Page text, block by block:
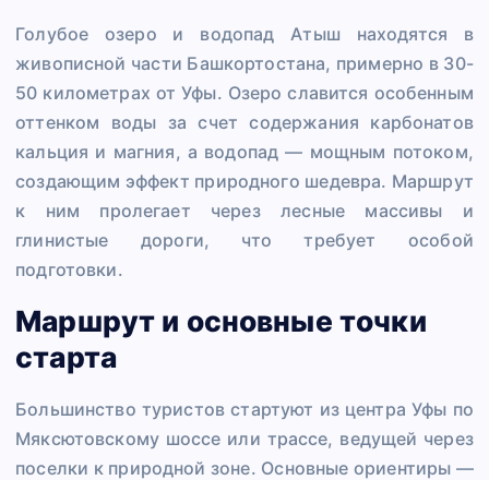
Голубое озеро и водопад Атыш находятся в
живописной части Башкортостана, примерно в 30-
50 километрах от Уфы. Озеро славится особенным
оттенком воды за счет содержания карбонатов
кальция и магния, а водопад — мощным потоком,
создающим эффект природного шедевра. Маршрут
к ним пролегает через лесные массивы и
глинистые дороги, что требует особой
подготовки.
Маршрут и основные точки
старта
Большинство туристов стартуют из центра Уфы по
Мяксютовскому шоссе или трассе, ведущей через
поселки к природной зоне. Основные ориентиры —